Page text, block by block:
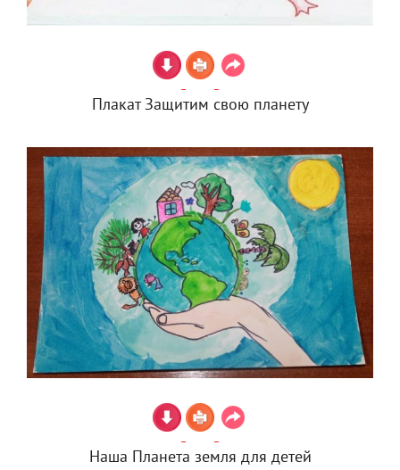
Плакат Защитим свою планету
Наша Планета земля для детей